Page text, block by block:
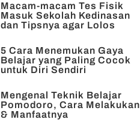
Macam-macam Tes Fisik
Masuk Sekolah Kedinasan
dan Tipsnya agar Lolos
5 Cara Menemukan Gaya
Belajar yang Paling Cocok
untuk Diri Sendiri
Mengenal Teknik Belajar
Pomodoro, Cara Melakukan
& Manfaatnya